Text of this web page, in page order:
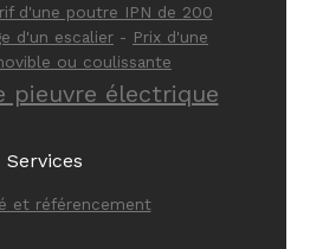
d'une poutre IPN de 200
d'un escalier - Prix d'une
ou coulissante
pieuvre électrique
Services
et référencement